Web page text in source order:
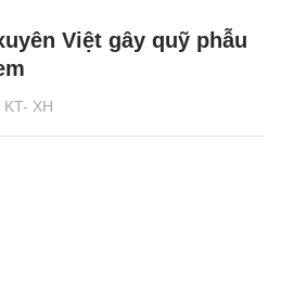
XH
Việt gây quỹ phẫu